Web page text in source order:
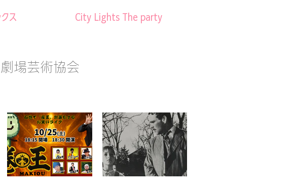
ス City Lights The party
場芸術協会